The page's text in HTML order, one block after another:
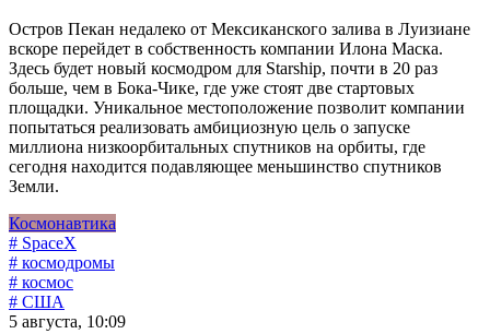
Остров Пекан недалеко от Мексиканского залива в Луизиане
вскоре перейдет в собственность компании Илона Маска.
Здесь будет новый космодром для Starship, почти в 20 раз
больше, чем в Бока-Чике, где уже стоят две стартовых
площадки. Уникальное местоположение позволит компании
попытаться реализовать амбициозную цель о запуске
миллиона низкоорбитальных спутников на орбиты, где
сегодня находится подавляющее меньшинство спутников
Земли.
Космонавтика
# SpaceX
# космодромы
# космос
# США
5 августа, 10:09